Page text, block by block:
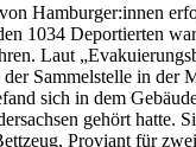
Hamburger:innen
1034 Deportierten
Laut
Sammelstelle in der
sich in dem
gehört hatte.
Proviant für